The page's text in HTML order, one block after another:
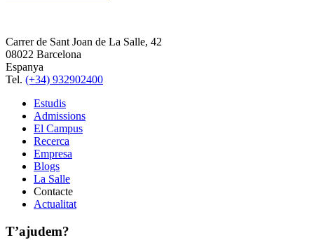
Carrer de Sant Joan de La Salle, 42
08022 Barcelona
Espanya
Tel. (+34) 932902400
Estudis
Admissions
El Campus
Recerca
Empresa
Blogs
La Salle
Contacte
Actualitat
T’ajudem?